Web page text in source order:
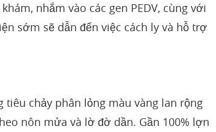
nhắm vào các gen PEDV, cùng với
sớm sẽ dẫn đến việc cách ly và hỗ trợ
chảy phân lỏng màu vàng lan rộng
nôn mửa và lờ đờ dần. Gần 100% lợn